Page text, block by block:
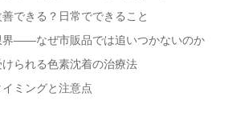
できる？日常でできること
界——なぜ市販品では追いつかないのか
られる色素沈着の治療法
ミングと注意点